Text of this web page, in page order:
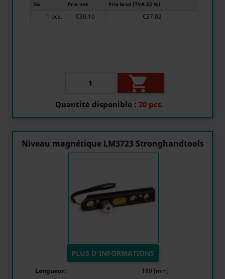
Du Prix net Prix brut (TVA 23 %)
1 pcs. €30.10 €37.02

Quantité disponible : 20 pcs.
Niveau magnétique LM3723 Stronghandtools
PLUS D'INFORMATIONS
Longueur: 180 [mm]